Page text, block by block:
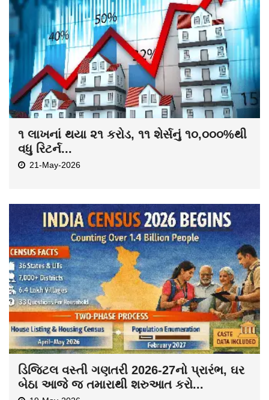
૧ લાખનાં થયા ૨૧ કરોડ, ૧૧ શેર્સનું ૧૦,૦૦૦%થી
વધુ રિટર્ન...
21-May-2026
ડિજિટલ વસ્તી ગણતરી 2026-27નો પ્રારંભ, ઘર
બેઠા આજે જ તમારાથી શરુઆત કરો...